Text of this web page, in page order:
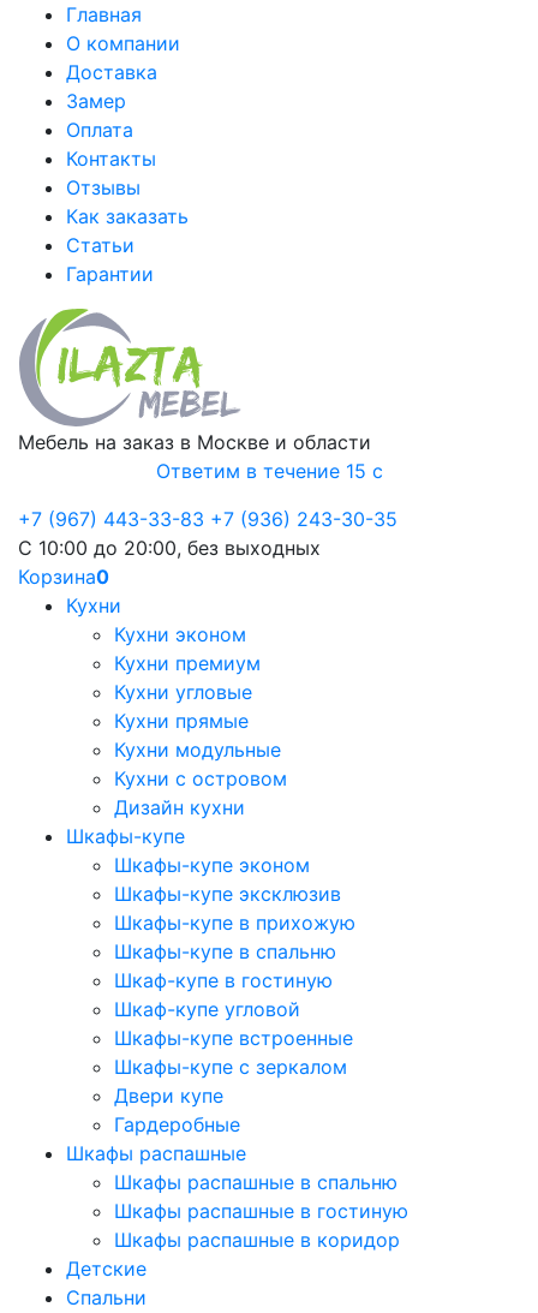
Главная
О компании
Доставка
Замер
Оплата
Контакты
Отзывы
Как заказать
Статьи
Гарантии
Мебель на заказ в Москве и области
Ответим в течение 15 с
+7 (967) 443-33-83 +7 (936) 243-30-35
С 10:00 до 20:00, без выходных
Корзина0
Кухни
Кухни эконом
Кухни премиум
Кухни угловые
Кухни прямые
Кухни модульные
Кухни с островом
Дизайн кухни
Шкафы-купе
Шкафы-купе эконом
Шкафы-купе эксклюзив
Шкафы-купе в прихожую
Шкафы-купе в спальню
Шкаф-купе в гостиную
Шкаф-купе угловой
Шкафы-купе встроенные
Шкафы-купе с зеркалом
Двери купе
Гардеробные
Шкафы распашные
Шкафы распашные в спальню
Шкафы распашные в гостиную
Шкафы распашные в коридор
Детские
Спальни